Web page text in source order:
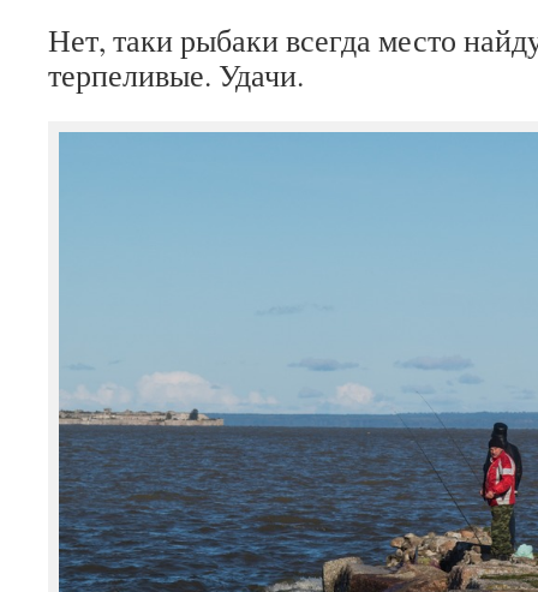
Нет, таки рыбаки всегда место
терпеливые. Удачи.